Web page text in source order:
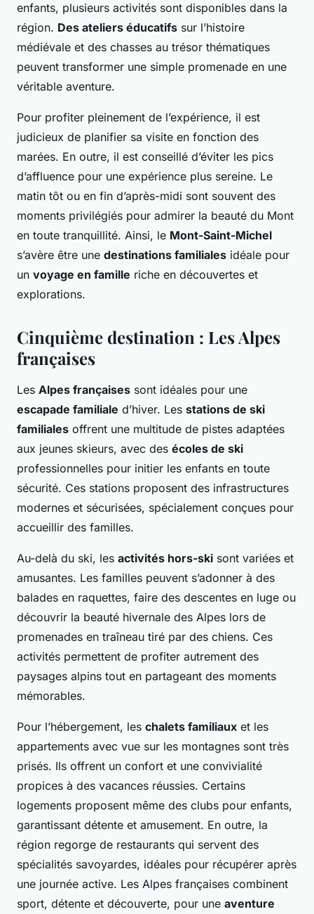
enfants, plusieurs activités sont disponibles dans la
région. Des ateliers éducatifs sur l’histoire
médiévale et des chasses au trésor thématiques
peuvent transformer une simple promenade en une
véritable aventure.
Pour profiter pleinement de l’expérience, il est
judicieux de planifier sa visite en fonction des
marées. En outre, il est conseillé d’éviter les pics
d’affluence pour une expérience plus sereine. Le
matin tôt ou en fin d’après-midi sont souvent des
moments privilégiés pour admirer la beauté du Mont
en toute tranquillité. Ainsi, le Mont-Saint-Michel
s’avère être une destinations familiales idéale pour
un voyage en famille riche en découvertes et
explorations.
Cinquième destination : Les Alpes
françaises
Les Alpes françaises sont idéales pour une
escapade familiale d’hiver. Les stations de ski
familiales offrent une multitude de pistes adaptées
aux jeunes skieurs, avec des écoles de ski
professionnelles pour initier les enfants en toute
sécurité. Ces stations proposent des infrastructures
modernes et sécurisées, spécialement conçues pour
accueillir des familles.
Au-delà du ski, les activités hors-ski sont variées et
amusantes. Les familles peuvent s’adonner à des
balades en raquettes, faire des descentes en luge ou
découvrir la beauté hivernale des Alpes lors de
promenades en traîneau tiré par des chiens. Ces
activités permettent de profiter autrement des
paysages alpins tout en partageant des moments
mémorables.
Pour l’hébergement, les chalets familiaux et les
appartements avec vue sur les montagnes sont très
prisés. Ils offrent un confort et une convivialité
propices à des vacances réussies. Certains
logements proposent même des clubs pour enfants,
garantissant détente et amusement. En outre, la
région regorge de restaurants qui servent des
spécialités savoyardes, idéales pour récupérer après
une journée active. Les Alpes françaises combinent
sport, détente et découverte, pour une aventure